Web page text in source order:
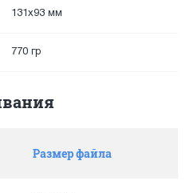
131x93 мм
770 гр
Размер файла